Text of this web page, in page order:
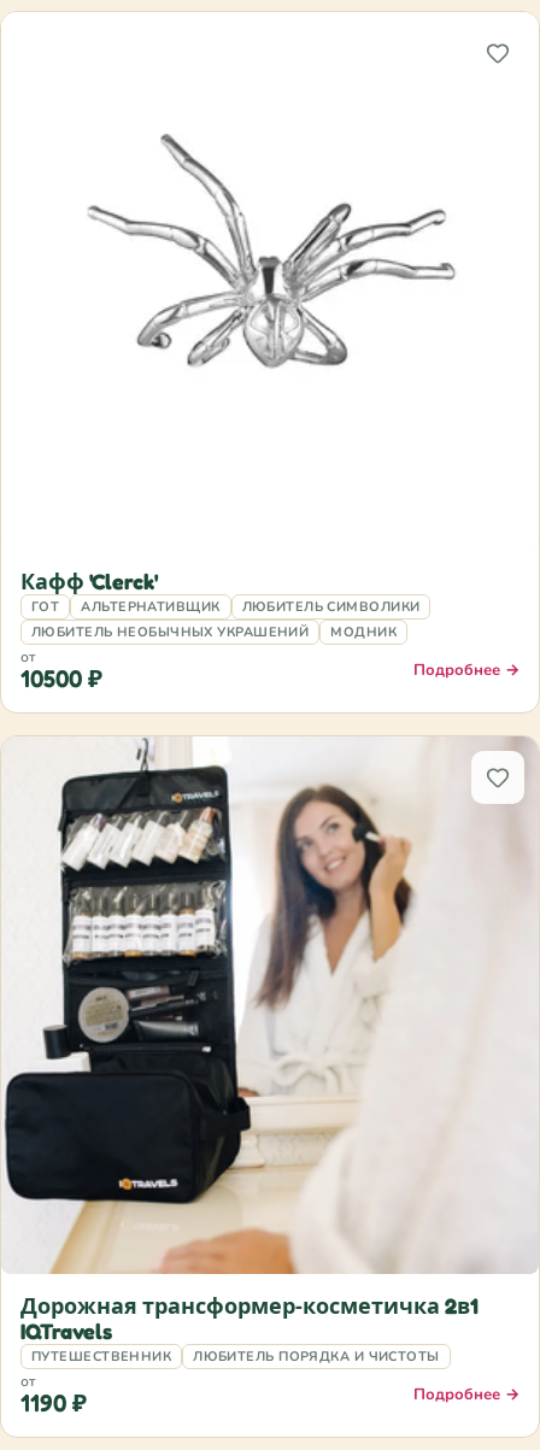
Кафф 'Clerck'
ГОТ АЛЬТЕРНАТИВЩИК
ЛЮБИТЕЛЬ СИМВОЛИКИ
ЛЮБИТЕЛЬ НЕОБЫЧНЫХ УКРАШЕНИЙ
МОДНИК
от
10500 ₽ Подробнее →
Дорожная трансформер‑косметичка 2в1
IQTravels
ПУТЕШЕСТВЕННИК ЛЮБИТЕЛЬ ПОРЯДКА И ЧИСТОТЫ
от
1190 ₽ Подробнее →